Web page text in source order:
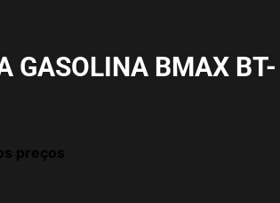
GASOLINA BMAX BT-
preços